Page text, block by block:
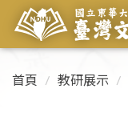
首頁 教研展示